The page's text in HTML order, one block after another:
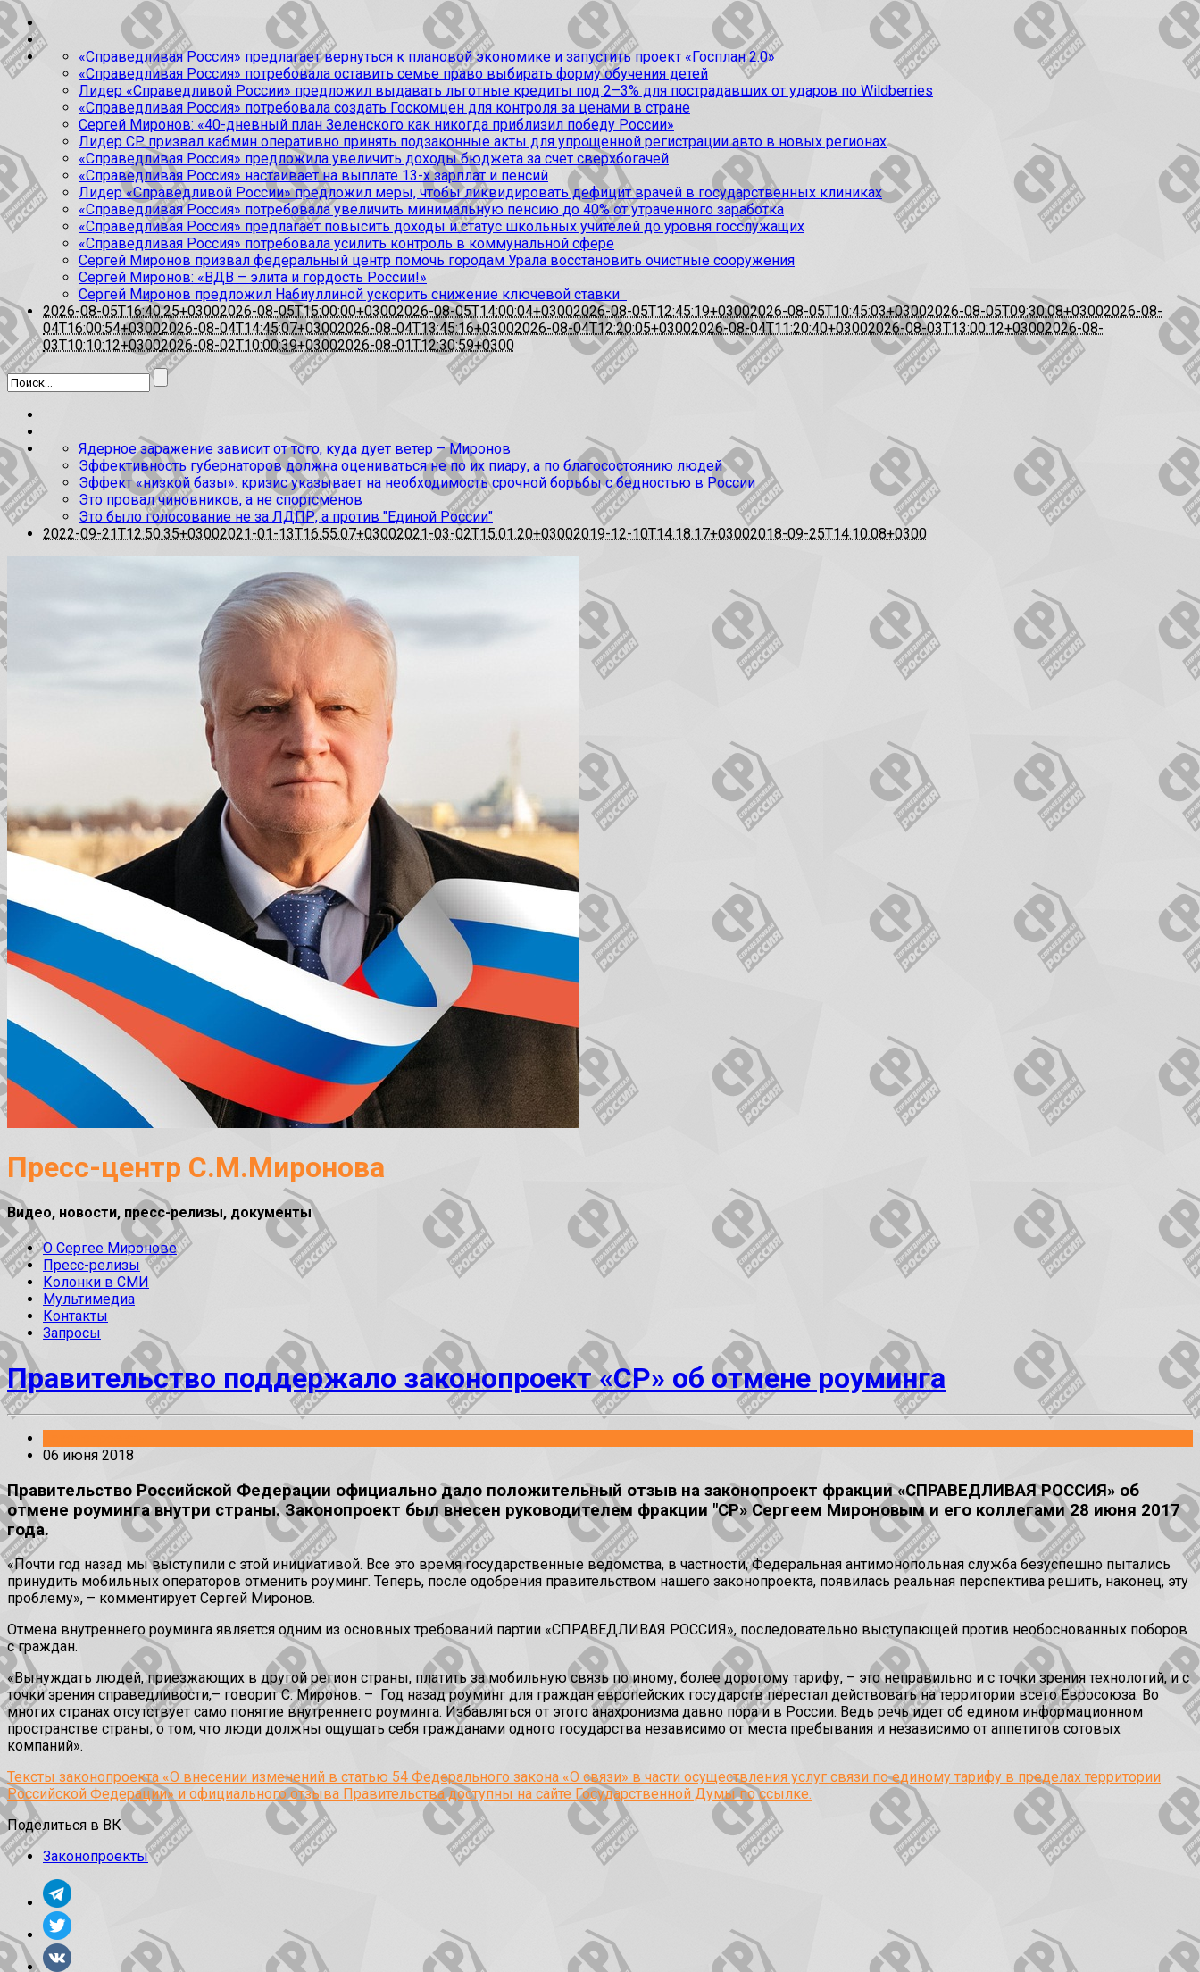
«Справедливая Россия» предлагает вернуться к плановой экономике и запустить проект «Госплан 2.0»
«Справедливая Россия» потребовала оставить семье право выбирать форму обучения детей
Лидер «Справедливой России» предложил выдавать льготные кредиты под 2–3% для пострадавших от ударов по Wildberries
«Справедливая Россия» потребовала создать Госкомцен для контроля за ценами в стране
Сергей Миронов: «40-дневный план Зеленского как никогда приблизил победу России»
Лидер СР призвал кабмин оперативно принять подзаконные акты для упрощенной регистрации авто в новых регионах
«Справедливая Россия» предложила увеличить доходы бюджета за счет сверхбогачей
«Справедливая Россия» настаивает на выплате 13-х зарплат и пенсий
Лидер «Справедливой России» предложил меры, чтобы ликвидировать дефицит врачей в государственных клиниках
«Справедливая Россия» потребовала увеличить минимальную пенсию до 40% от утраченного заработка
«Справедливая Россия» предлагает повысить доходы и статус школьных учителей до уровня госслужащих
«Справедливая Россия» потребовала усилить контроль в коммунальной сфере
Сергей Миронов призвал федеральный центр помочь городам Урала восстановить очистные сооружения
Сергей Миронов: «ВДВ – элита и гордость России!»
Сергей Миронов предложил Набиуллиной ускорить снижение ключевой ставки
2026-08-05T16:40:25+03002026-08-05T15:00:00+03002026-08-05T14:00:04+03002026-08-05T12:45:19+03002026-08-05T10:45:03+03002026-08-05T09:30:08+03002026-08-
04T16:00:54+03002026-08-04T14:45:07+03002026-08-04T13:45:16+03002026-08-04T12:20:05+03002026-08-04T11:20:40+03002026-08-03T13:00:12+03002026-08-
03T10:10:12+03002026-08-02T10:00:39+03002026-08-01T12:30:59+0300
Ядерное заражение зависит от того, куда дует ветер – Миронов
Эффективность губернаторов должна оцениваться не по их пиару, а по благосостоянию людей
Эффект «низкой базы»: кризис указывает на необходимость срочной борьбы с бедностью в России
Это провал чиновников, а не спортсменов
Это было голосование не за ЛДПР, а против "Единой России"
2022-09-21T12:50:35+03002021-01-13T16:55:07+03002021-03-02T15:01:20+03002019-12-10T14:18:17+03002018-09-25T14:10:08+0300
Пресс-центр С.М.Миронова
Видео, новости, пресс-релизы, документы
О Сергее Миронове
Пресс-релизы
Колонки в СМИ
Мультимедиа
Контакты
Запросы
Правительство поддержало законопроект «СР» об отмене роуминга
06 июня 2018
Правительство Российской Федерации официально дало положительный отзыв на законопроект фракции «СПРАВЕДЛИВАЯ РОССИЯ» об
отмене роуминга внутри страны. Законопроект был внесен руководителем фракции "СР» Сергеем Мироновым и его коллегами 28 июня 2017
года.
«Почти год назад мы выступили с этой инициативой. Все это время государственные ведомства, в частности, Федеральная антимонопольная служба безуспешно пытались
принудить мобильных операторов отменить роуминг. Теперь, после одобрения правительством нашего законопроекта, появилась реальная перспектива решить, наконец, эту
проблему», – комментирует Сергей Миронов.
Отмена внутреннего роуминга является одним из основных требований партии «СПРАВЕДЛИВАЯ РОССИЯ», последовательно выступающей против необоснованных поборов
с граждан.
«Вынуждать людей, приезжающих в другой регион страны, платить за мобильную связь по иному, более дорогому тарифу, – это неправильно и с точки зрения технологий, и с
точки зрения справедливости,– говорит С. Миронов. –
Год назад роуминг для граждан европейских государств перестал действовать на территории всего Евросоюза. Во
многих странах отсутствует само понятие внутреннего роуминга. Избавляться от этого анахронизма давно пора и в России. Ведь речь идет об едином информационном
пространстве страны; о том, что люди должны ощущать себя гражданами одного государства независимо от места пребывания и независимо от аппетитов сотовых
компаний».
Тексты законопроекта «О внесении изменений в статью 54 Федерального закона «О связи» в части осуществления услуг связи по единому тарифу в пределах территории
Российской Федерации» и официального отзыва Правительства доступны на сайте Государственной Думы по ссылке.
Поделиться в ВК
Законопроекты